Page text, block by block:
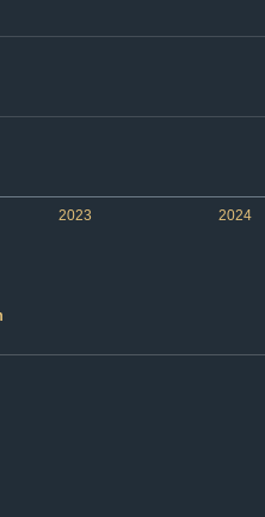
2023 2024